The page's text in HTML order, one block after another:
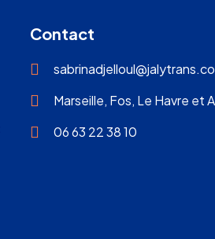
Contact
Marseille, Fos, Le Havre et
06 63 22 38 10